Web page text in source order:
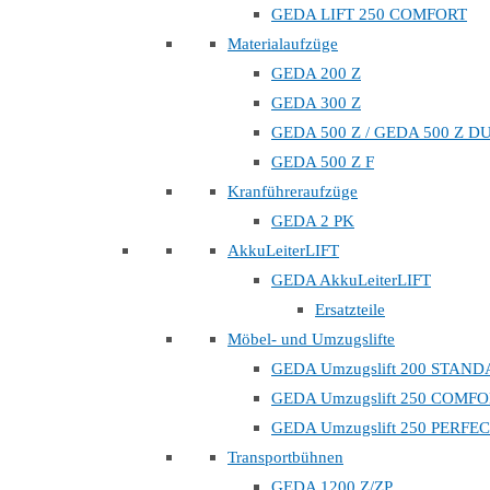
GEDA LIFT 250 COMFORT
Materialaufzüge
GEDA 200 Z
GEDA 300 Z
GEDA 500 Z / GEDA 500 Z
GEDA 500 Z F
Kranführeraufzüge
GEDA 2 PK
AkkuLeiterLIFT
GEDA AkkuLeiterLIFT
Ersatzteile
Möbel- und Umzugslifte
GEDA Umzugslift 200
GEDA Umzugslift 250
GEDA Umzugslift 250
Transportbühnen